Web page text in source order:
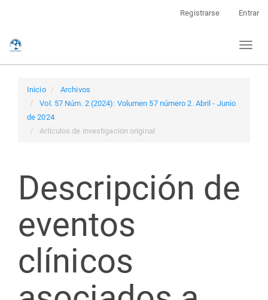
Registrarse Entrar
Toggle
Inicio
Archivos
Vol. 57 Núm. 2 (2024): Volumen 57 número 2. Abril - Junio
de 2024
Artículos de investigación original
Descripción de
eventos
clínicos